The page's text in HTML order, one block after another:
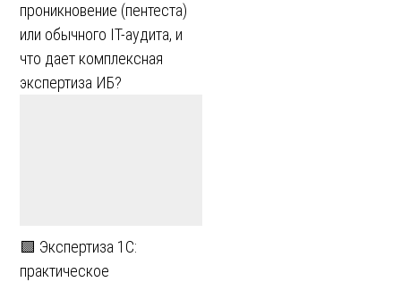
проникновение (пентеста)
или обычного IT-аудита, и
что дает комплексная
экспертиза ИБ?
🟩 Экспертиза 1С:
практическое